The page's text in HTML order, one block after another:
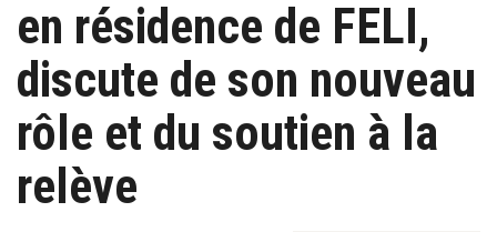
en résidence de FELI,
discute de son nouveau
rôle et du soutien à la
relève